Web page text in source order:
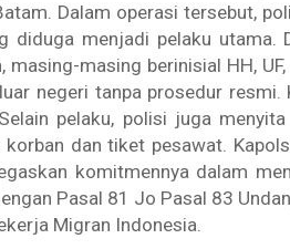
Dalam operasi tersebut,
diduga menjadi pelaku utama.
masing berinisial HH,
negeri tanpa prosedur resmi.
pelaku, polisi juga
dan tiket pesawat.
komitmennya dalam
Pasal 81 Jo Pasal 83
Migran Indonesia.